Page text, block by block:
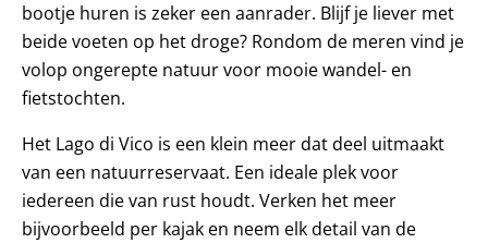
bootje huren is zeker een aanrader. Blijf je liever met
beide voeten op het droge? Rondom de meren vind je
volop ongerepte natuur voor mooie wandel- en
fietstochten.
Het Lago di Vico is een klein meer dat deel uitmaakt
van een natuurreservaat. Een ideale plek voor
iedereen die van rust houdt. Verken het meer
bijvoorbeeld per kajak en neem elk detail van de